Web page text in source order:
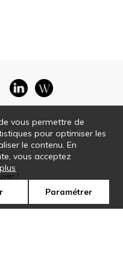
?
vous permettre de
pour optimiser les
le contenu. En
vous acceptez
Paramétrer